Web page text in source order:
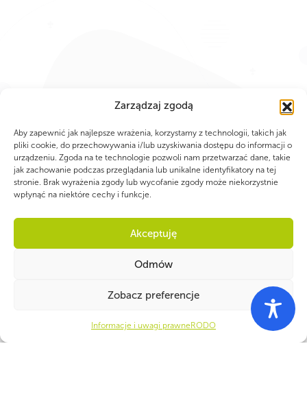
Zarządzaj zgodą
Aby zapewnić jak najlepsze wrażenia, korzystamy z technologii, takich jak
pliki cookie, do przechowywania i/lub uzyskiwania dostępu do informacji o
urządzeniu. Zgoda na te technologie pozwoli nam przetwarzać dane, takie
jak zachowanie podczas przeglądania lub unikalne identyfikatory na tej
stronie. Brak wyrażenia zgody lub wycofanie zgody może niekorzystnie
wpłynąć na niektóre cechy i funkcje.
Akceptuję
Odmów
Zobacz preferencje
Informacje i uwagi prawne RODO